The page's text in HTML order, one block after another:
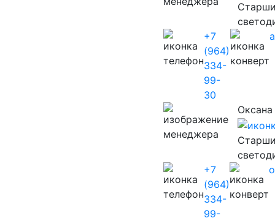
+7
(964)
334-
99-
30
+7
(964)
334-
99-